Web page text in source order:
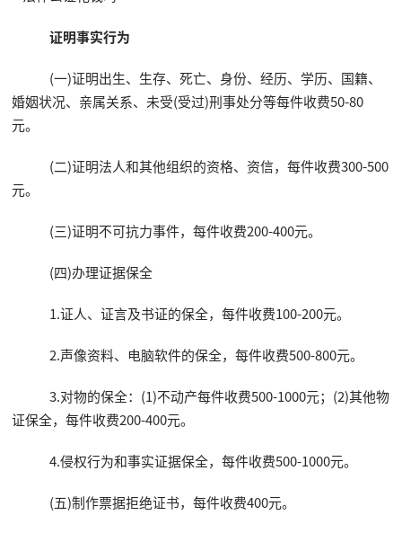
证明事实行为
(一)证明出生、生存、死亡、身份、经历、学历、国籍、
婚姻状况、亲属关系、未受(受过)刑事处分等每件收费50-80
元。
(二)证明法人和其他组织的资格、资信，每件收费300-500
元。
(三)证明不可抗力事件，每件收费200-400元。
(四)办理证据保全
1.证人、证言及书证的保全，每件收费100-200元。
2.声像资料、电脑软件的保全，每件收费500-800元。
3.对物的保全：(1)不动产每件收费500-1000元；(2)其他物
证保全，每件收费200-400元。
4.侵权行为和事实证据保全，每件收费500-1000元。
(五)制作票据拒绝证书，每件收费400元。